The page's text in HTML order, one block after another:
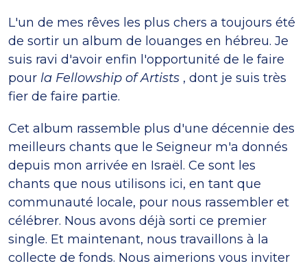
L'un de mes rêves les plus chers a toujours été
de sortir un album de louanges en hébreu. Je
suis ravi d'avoir enfin l'opportunité de le faire
pour la Fellowship of Artists , dont je suis très
fier de faire partie.
Cet album rassemble plus d'une décennie des
meilleurs chants que le Seigneur m'a donnés
depuis mon arrivée en Israël. Ce sont les
chants que nous utilisons ici, en tant que
communauté locale, pour nous rassembler et
célébrer. Nous avons déjà sorti ce premier
single. Et maintenant, nous travaillons à la
collecte de fonds. Nous aimerions vous inviter